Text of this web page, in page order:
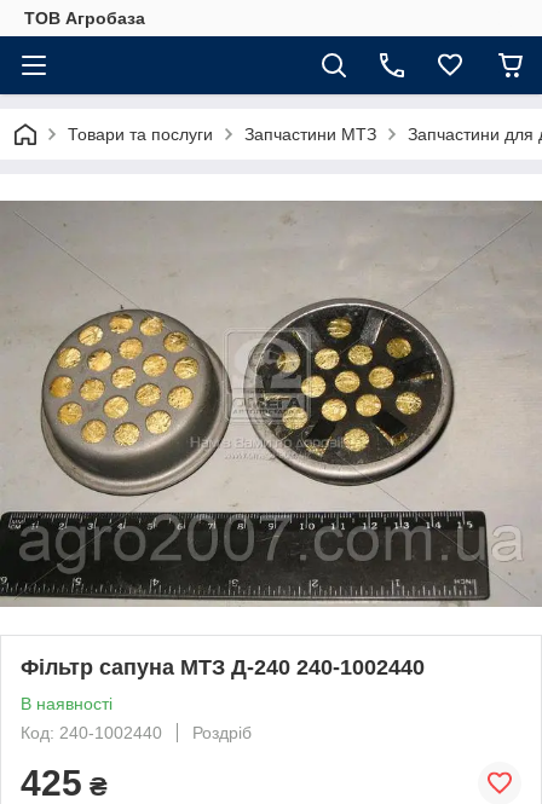
ТОВ Агробаза
Товари та послуги Запчастини МТЗ Запчастини для
Фільтр сапуна МТЗ Д-240 240-1002440
В наявності
Код: 240-1002440
Роздріб
425 ₴